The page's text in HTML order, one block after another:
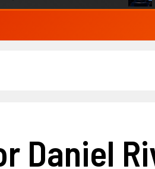
Daniel